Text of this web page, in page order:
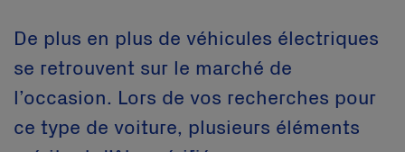
De plus en plus de véhicules électriques
se retrouvent sur le marché de
l’occasion. Lors de vos recherches pour
ce type de voiture, plusieurs éléments